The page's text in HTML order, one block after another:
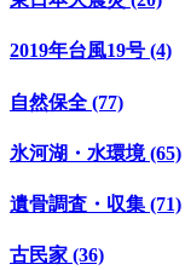
2019年台風19号 (4)
自然保全 (77)
氷河湖・水環境 (65)
遺骨調査・収集 (71)
古民家 (36)